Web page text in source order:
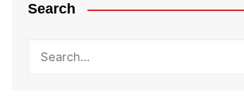
Search